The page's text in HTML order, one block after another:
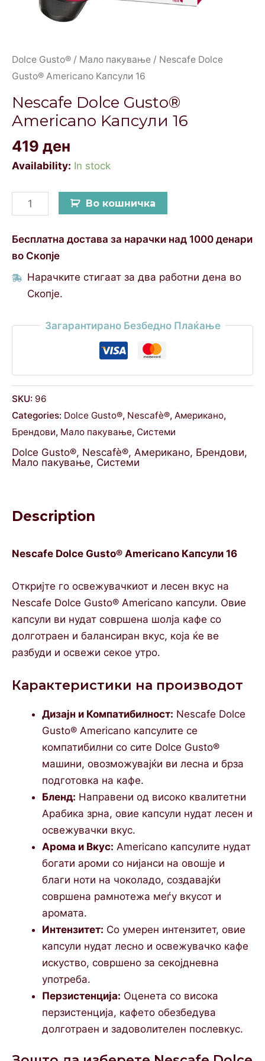
Dolce Gusto® / Мало пакување / Nescafe Dolce
Gusto® Americano Kапсули 16
Nescafe Dolce Gusto®
Americano Kапсули 16
419 ден
Availability: In stock
Во кошничка
Бесплатна достава за нарачки над 1000 денари
во Скопје
Нарачките стигаат за два работни дена во
Скопје.
Загарантирано Безбедно Плаќање
SKU: 96
Categories: Dolce Gusto®, Nescafè®, Американо,
Брендови, Мало пакување, Системи
Dolce Gusto®, Nescafè®, Американо, Брендови,
Мало пакување, Системи
Description
Nescafe Dolce Gusto® Americano Капсули 16
Откријте го освежувачкиот и лесен вкус на
Nescafe Dolce Gusto® Americano капсули. Овие
капсули ви нудат совршена шолја кафе со
долготраен и балансиран вкус, која ќе ве
разбуди и освежи секое утро.
Карактеристики на производот
Дизајн и Компатибилност: Nescafe Dolce
Gusto® Americano капсулите се
компатибилни со сите Dolce Gusto®
машини, овозможувајќи ви лесна и брза
подготовка на кафе.
Бленд: Направени од високо квалитетни
Арабика зрна, овие капсули нудат лесен и
освежувачки вкус.
Арома и Вкус: Americano капсулите нудат
богати ароми со нијанси на овошје и
благи ноти на чоколадо, создавајќи
совршена рамнотежа меѓу вкусот и
аромата.
Интензитет: Со умерен интензитет, овие
капсули нудат лесно и освежувачко кафе
искуство, совршено за секојдневна
употреба.
Перзистенција: Оценета со висока
перзистенција, кафето обезбедува
долготраен и задоволителен послевкус.